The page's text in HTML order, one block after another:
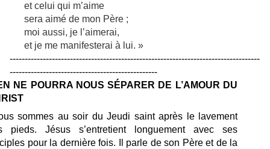
et celui qui m’aime
sera aimé de mon Père ;
moi aussi, je l’aimerai,
et je me manifesterai à lui. »
-----------------------------------------------------------------------------------
-------------------------------------------------
NE POURRA NOUS SÉPARER DE L’AMOUR DU
sommes au soir du Jeudi saint après le lavement
pieds. Jésus s’entretient longuement avec ses
pour la dernière fois. Il parle de son Père et de la